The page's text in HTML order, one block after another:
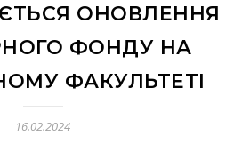
ОНОВЛЕННЯ
ФОНДУ НА
ФАКУЛЬТЕТІ
16.02.2024